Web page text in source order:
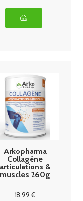
Arkopharma
Collagène
articulations &
muscles 260g
18.99 €